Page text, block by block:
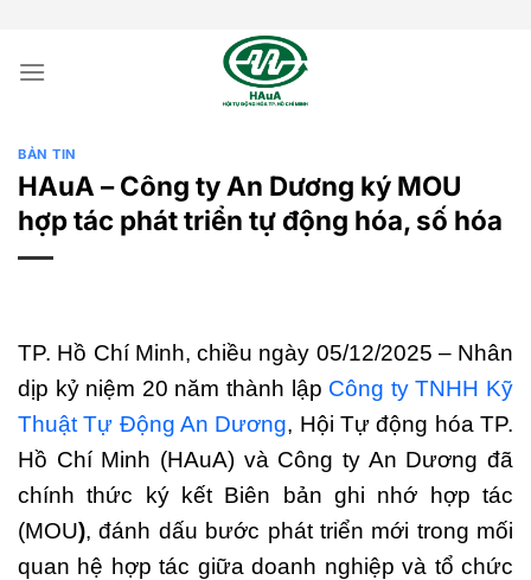
nội
BẢN TIN
HAuA – Công ty An Dương ký MOU
hợp tác phát triển tự động hóa, số hóa
TP. Hồ Chí Minh, chiều ngày 05/12/2025 – Nhân
dịp kỷ niệm 20 năm thành lập Công ty TNHH Kỹ
Thuật Tự Động An Dương, Hội Tự động hóa TP.
Hồ Chí Minh (HAuA) và Công ty An Dương đã
chính thức ký kết Biên bản ghi nhớ hợp tác
(MOU), đánh dấu bước phát triển mới trong mối
quan hệ hợp tác giữa doanh nghiệp và tổ chức